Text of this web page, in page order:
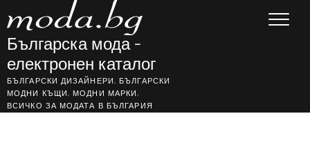
to
content
Българска мода –
електронен каталог
БЪЛГАРСКИ ДИЗАЙНЕРИ, БЪЛГАРСКИ
МОДНИ КЪЩИ, МОДНИ МАРКИ,
ВСИЧКО ЗА МОДАТА В БЪЛГАРИЯ